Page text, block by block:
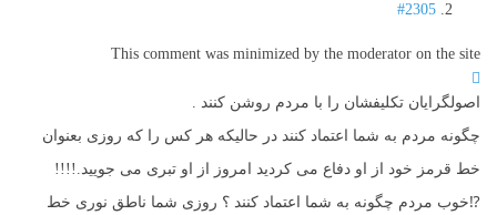
#2305
This comment was minimized by the moderator on the site
اصولگرایان تکلیفشان را با مردم روشن کنند .
چگونه مردم به شما اعتماد کنند در حالیکه هر کس را که روزی بعنوان
خط قرمز خود از او دفاع می کردید امروز از او تبری می جویید.!!!!
⁉️خوب مردم چگونه به شما اعتماد کنند ؟ روزی شما ناطق نوری خط